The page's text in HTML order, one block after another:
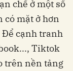
chế ở một số
mặt ở hơn
cạnh tranh
Tiktok
trên nền tảng